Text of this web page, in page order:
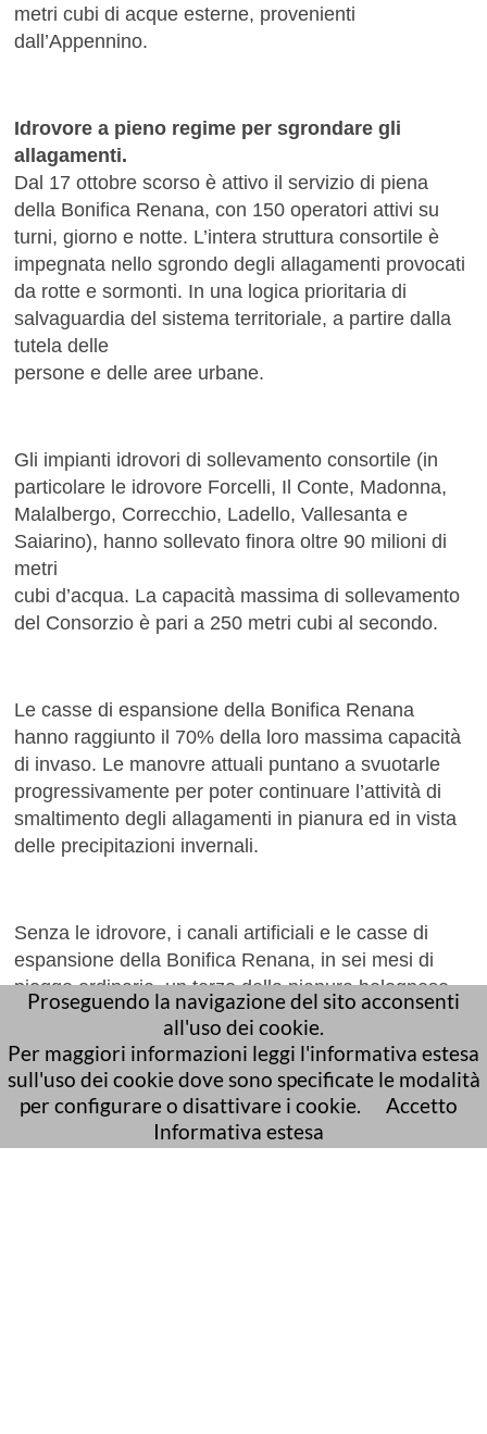
metri cubi di acque esterne, provenienti
dall’Appennino.
Idrovore a pieno regime per sgrondare gli
allagamenti.
Dal 17 ottobre scorso è attivo il servizio di piena
della Bonifica Renana, con 150 operatori attivi su
turni, giorno e notte. L’intera struttura consortile è
impegnata nello sgrondo degli allagamenti provocati
da rotte e sormonti. In una logica prioritaria di
salvaguardia del sistema territoriale, a partire dalla
tutela delle
persone e delle aree urbane.
Gli impianti idrovori di sollevamento consortile (in
particolare le idrovore Forcelli, Il Conte, Madonna,
Malalbergo, Correcchio, Ladello, Vallesanta e
Saiarino), hanno sollevato finora oltre 90 milioni di
metri
cubi d’acqua. La capacità massima di sollevamento
del Consorzio è pari a 250 metri cubi al secondo.
Le casse di espansione della Bonifica Renana
hanno raggiunto il 70% della loro massima capacità
di invaso. Le manovre attuali puntano a svuotarle
progressivamente per poter continuare l’attività di
smaltimento degli allagamenti in pianura ed in vista
delle precipitazioni invernali.
Senza le idrovore, i canali artificiali e le casse di
espansione della Bonifica Renana, in sei mesi di
piogge ordinarie, un terzo della pianura bolognese
tornerebbe palude.
ultima modifica: 30/10/2024
Proseguendo la navigazione del sito acconsenti
all'uso dei cookie.
Per maggiori informazioni leggi l'informativa estesa
sull'uso dei cookie dove sono specificate le modalità
per configurare o disattivare i cookie.
Accetto
Informativa estesa